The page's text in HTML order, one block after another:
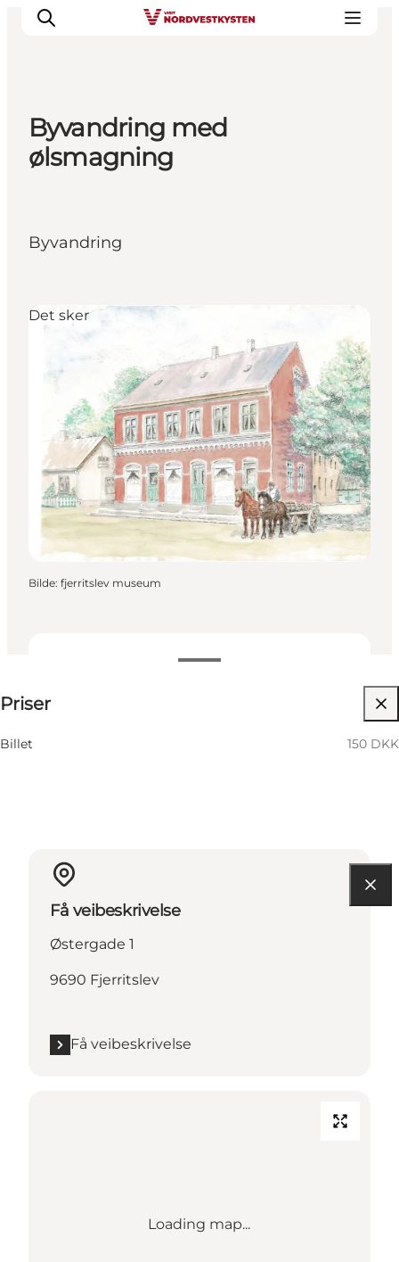
Byer og steder
Inspirasjon
Planlegg ferien
Byvandring med
ølsmagning
Byvandring
Priser
Billet 150 DKK
Det sker
Bilde: fjerritslev museum
Få veibeskrivelse
Østergade 1
9690 Fjerritslev
Få veibeskrivelse
Loading map...